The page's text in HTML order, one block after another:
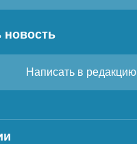
Написать в редакцию